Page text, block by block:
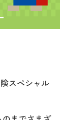
スペシャル